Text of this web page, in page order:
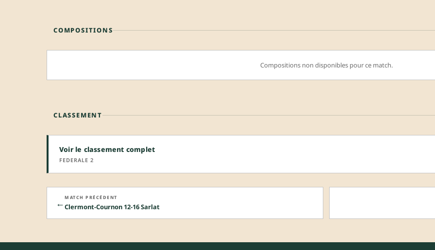
COMPOSITIONS
Compositions non disponibles pour ce match.
CLASSEMENT
Voir le classement complet
FEDERALE 2
← MATCH PRÉCÉDENT
Clermont-Cournon 12-16 Sarlat